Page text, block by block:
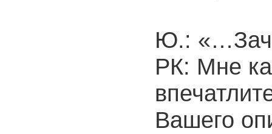
Ю.:
РК: Мне
Вашего